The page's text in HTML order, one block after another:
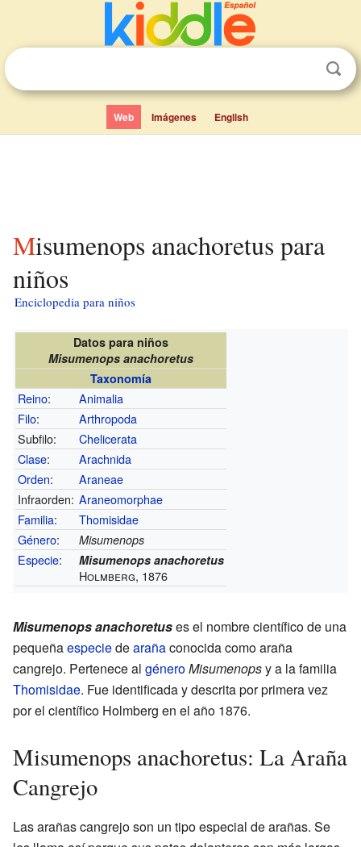
Web Imágenes English
Misumenops anachoretus para
niños
Enciclopedia para niños
Datos para niños
Misumenops anachoretus
Taxonomía
Reino:
Animalia
Filo:
Arthropoda
Subfilo:
Chelicerata
Clase:
Arachnida
Orden:
Araneae
Infraorden: Araneomorphae
Familia:
Thomisidae
Género: Misumenops
Especie: Misumenops anachoretus
Holmberg, 1876
Misumenops anachoretuses el nombre científico de una
pequeñaespeciedearañaconocida como araña
cangrejo. Pertenece al géneroMisumenopsy a la familia
Thomisidae. Fue identificada y descrita por primera vez
por el científico Holmberg en el año 1876.
Misumenops anachoretus: La Araña
Cangrejo
Las arañas cangrejo son un tipo especial de arañas. Se